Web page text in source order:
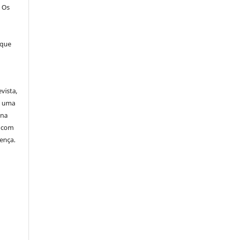
Os
uma